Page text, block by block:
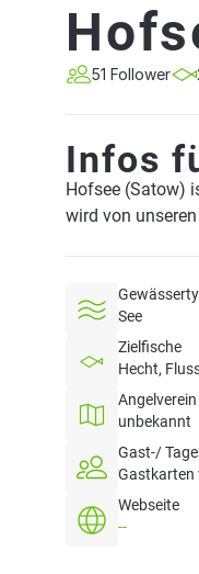
51 Follower
Infos
Hofsee (Satow)
wird von
See
Zielfische
Hecht,
unbekannt
Gast-/
Gastkarten
Webseite
--